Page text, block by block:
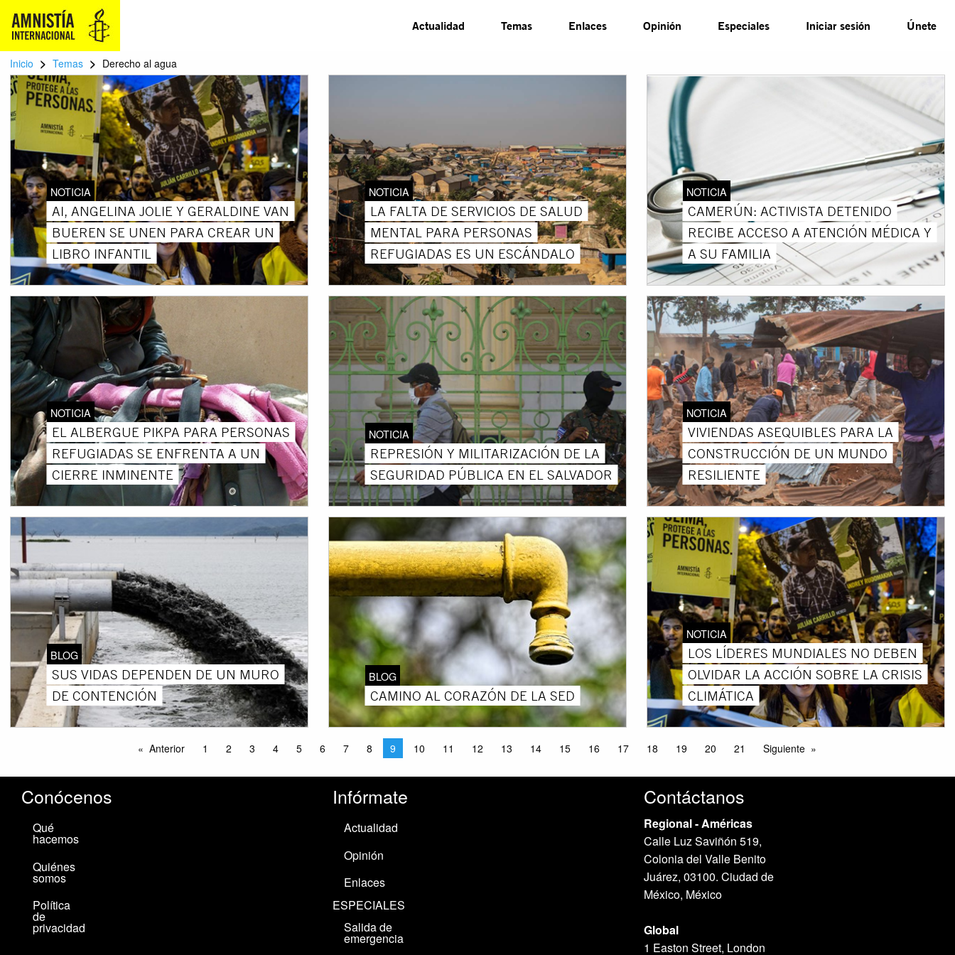
Actualidad Temas Enlaces Opinión Especiales Iniciar sesión Únete
Inicio > Temas > Derecho al agua
NOTICIA
AI, ANGELINA JOLIE Y GERALDINE VAN
BUEREN SE UNEN PARA CREAR UN
LIBRO INFANTIL
NOTICIA
LA FALTA DE SERVICIOS DE SALUD
MENTAL PARA PERSONAS
REFUGIADAS ES UN ESCÁNDALO
NOTICIA
CAMERÚN: ACTIVISTA DETENIDO
RECIBE ACCESO A ATENCIÓN MÉDICA Y
A SU FAMILIA
NOTICIA
EL ALBERGUE PIKPA PARA PERSONAS
REFUGIADAS SE ENFRENTA A UN
CIERRE INMINENTE
NOTICIA
REPRESIÓN Y MILITARIZACIÓN DE LA
SEGURIDAD PÚBLICA EN EL SALVADOR
NOTICIA
VIVIENDAS ASEQUIBLES PARA LA
CONSTRUCCIÓN DE UN MUNDO
RESILIENTE
BLOG
SUS VIDAS DEPENDEN DE UN MURO
DE CONTENCIÓN
BLOG
CAMINO AL CORAZÓN DE LA SED
NOTICIA
LOS LÍDERES MUNDIALES NO DEBEN
OLVIDAR LA ACCIÓN SOBRE LA CRISIS
CLIMÁTICA
Anterior 1 2 3 4 5 6 7 8 9 10 11 12 13 14 15 16 17 18 19 20 21 Siguiente
Conócenos
Qué
hacemos
Quiénes
somos
Política
de
privacidad
Infórmate
Actualidad
Opinión
Enlaces
ESPECIALES
Salida de
emergencia
Contáctanos
Regional - Américas
Calle Luz Saviñón 519,
Colonia del Valle Benito
Juárez, 03100. Ciudad de
México, México
Global
1 Easton Street, London